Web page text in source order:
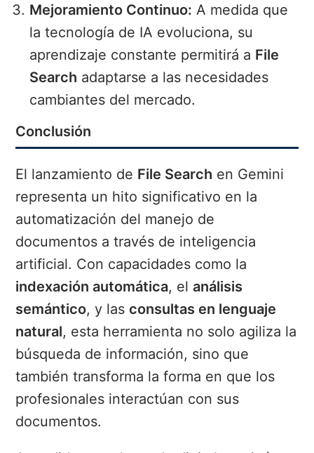
Mejoramiento Continuo: A medida que
la tecnología de IA evoluciona, su
aprendizaje constante permitirá a File
Search adaptarse a las necesidades
cambiantes del mercado.
Conclusión
El lanzamiento de File Search en Gemini
representa un hito significativo en la
automatización del manejo de
documentos a través de inteligencia
artificial. Con capacidades como la
indexación automática, el análisis
semántico, y lasconsultas en lenguaje
natural, esta herramienta no solo agiliza la
búsqueda de información, sino que
también transforma la forma en que los
profesionales interactúan con sus
documentos.